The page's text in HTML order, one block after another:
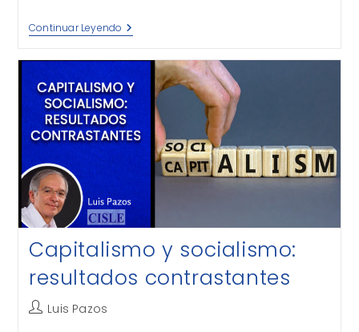
Continuar Leyendo Tenemos
Un
Capitalismo y socialismo:
resultados contrastantes
AutorLuis Pazos